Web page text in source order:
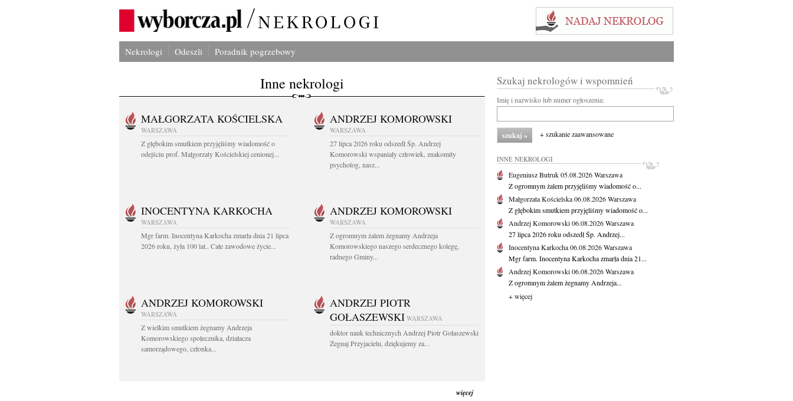
Nekrologi Odeszli Poradnik pogrzebowy
Inne nekrologi
MAŁGORZATA KOŚCIELSKA
WARSZAWA
Z głębokim smutkiem przyjęliśmy wiadomość o
odejściu prof. Małgorzaty Kościelskiej cenionej...
ANDRZEJ KOMOROWSKI
WARSZAWA
27 lipca 2026 roku odszedł Śp. Andrzej
Komorowski wspaniały człowiek, znakomity
psycholog, nasz...
INOCENTYNA KARKOCHA
WARSZAWA
Mgr farm. Inocentyna Karkocha zmarła dnia 21 lipca
2026 roku, żyła 100 lat.. Całe zawodowe życie...
ANDRZEJ KOMOROWSKI
WARSZAWA
Z ogromnym żalem żegnamy Andrzeja
Komorowskiego naszego serdecznego kolegę,
radnego Gminy...
ANDRZEJ KOMOROWSKI
WARSZAWA
Z wielkim smutkiem żegnamy Andrzeja
Komorowskiego społecznika, działacza
samorządowego, członka...
ANDRZEJ PIOTR
GOŁASZEWSKI WARSZAWA
doktor nauk technicznych Andrzej Piotr Gołaszewski
Żegnaj Przyjacielu, dziękujemy za...
więcej
Szukaj nekrologów i wspomnień
Imię i nazwisko lub numer ogłoszenia:
+ szukanie zaawansowane
INNE NEKROLOGI
Eugeniusz Butruk05.08.2026Warszawa
Z ogromnym żalem przyjęliśmy wiadomość o...
Małgorzata Kościelska06.08.2026Warszawa
Z głębokim smutkiem przyjęliśmy wiadomość o...
Andrzej Komorowski06.08.2026Warszawa
27 lipca 2026 roku odszedł Śp. Andrzej...
Inocentyna Karkocha06.08.2026Warszawa
Mgr farm. Inocentyna Karkocha zmarła dnia 21...
Andrzej Komorowski06.08.2026Warszawa
Z ogromnym żalem żegnamy Andrzeja...
+ więcej